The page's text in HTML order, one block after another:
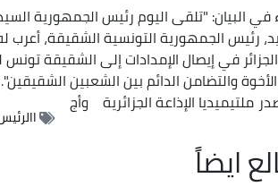
في البيان: "تلقى اليوم رئيس الجمهورية
رئيس الجمهورية التونسية الشقيقة، أعرب
في إيصال الإمدادات إلى الشقيقة
والتضامن الدائم بين الشعبين الشقيقين".
ملتيميديا الإذاعة الجزائرية وأج
ايضاً